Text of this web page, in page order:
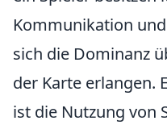
Kommunikation
sich die Dominanz
der Karte erlangen.
ist die Nutzung von